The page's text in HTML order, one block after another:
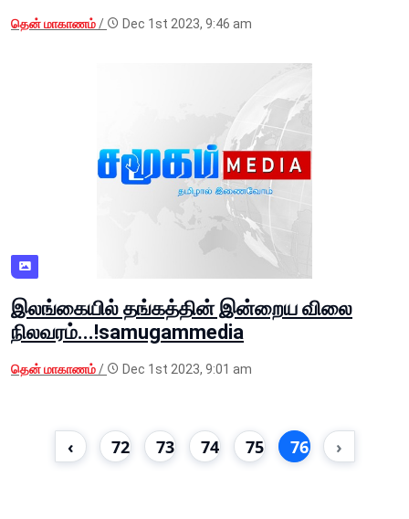
தென் மாகாணம்/ Dec 1st 2023, 9:46 am
இலங்கையில் தங்கத்தின் இன்றைய விலை
நிலவரம்...!samugammedia
தென் மாகாணம்/ Dec 1st 2023, 9:01 am
‹ 72 73 74 75 76 ›